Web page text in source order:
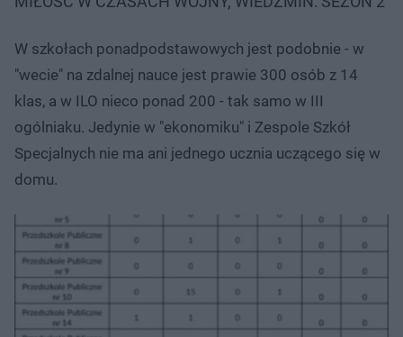
W szkołach ponadpodstawowych jest podobnie - w
"wecie" na zdalnej nauce jest prawie 300 osób z 14
klas, a w ILO nieco ponad 200 - tak samo w III
ogólniaku. Jedynie w "ekonomiku" i Zespole Szkół
Specjalnych nie ma ani jednego ucznia uczącego się w
domu.